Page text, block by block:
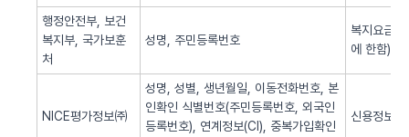
행정안전부, 보건
복지부, 국가보훈
처
성명, 주민등록번호
복지요금
에 한함)
NICE평가정보㈜
성명, 성별, 생년월일, 이동전화번호, 본
인확인 식별번호(주민등록번호, 외국인
등록번호), 연계정보(CI), 중복가입확인
신용정보